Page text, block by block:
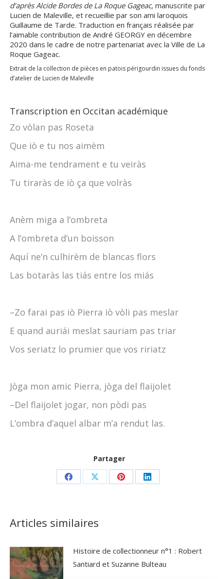
d’après Alcide Bordes de La Roque Gageac, manuscrite par
Lucien de Maleville, et recueillie par son ami laroquois
Guillaume de Tarde. Traduction en français réalisée par
l’aimable contribution de André GEORGY en décembre
2020 dans le cadre de notre partenariat avec la Ville de La
Roque Gageac.
Extrait de la collection de pièces en patois périgourdin issues du fonds
d’atelier de Lucien de Maleville
Transcription en Occitan académique
Zo vòlan pas Roseta
Que iò e tu nos aimèm
Aima-me tendrament e tu veiràs
Tu tiraràs de iò ça que volràs
Anèm miga a l’ombreta
A l’ombreta d’un boisson
Aquí ne’n culhirèm de blancas flors
Las botaràs las tiás entre los miás
–Zo farai pas iò Pierra iò vòli pas meslar
E quand auriái meslat sauriam pas triar
Vos seriatz lo prumier que vos ririatz
Jòga mon amic Pierra, jòga del flaijolet
–Del flaijolet jogar, non pòdi pas
L’ombra d’aquel albar m’a rendut las.
Partager
PartagerPartagerPartagerPartager
Articles similaires
Histoire de collectionneur n°1 : Robert
Santiard et Suzanne Bulteau